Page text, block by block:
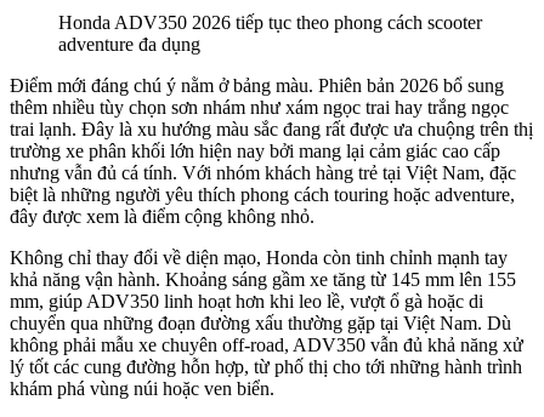
Honda ADV350 2026 tiếp tục theo phong cách scooter
adventure đa dụng
Điểm mới đáng chú ý nằm ở bảng màu. Phiên bản 2026 bổ sung
thêm nhiều tùy chọn sơn nhám như xám ngọc trai hay trắng ngọc
trai lạnh. Đây là xu hướng màu sắc đang rất được ưa chuộng trên thị
trường xe phân khối lớn hiện nay bởi mang lại cảm giác cao cấp
nhưng vẫn đủ cá tính. Với nhóm khách hàng trẻ tại Việt Nam, đặc
biệt là những người yêu thích phong cách touring hoặc adventure,
đây được xem là điểm cộng không nhỏ.
Không chỉ thay đổi về diện mạo, Honda còn tinh chỉnh mạnh tay
khả năng vận hành. Khoảng sáng gầm xe tăng từ 145 mm lên 155
mm, giúp ADV350 linh hoạt hơn khi leo lề, vượt ổ gà hoặc di
chuyển qua những đoạn đường xấu thường gặp tại Việt Nam. Dù
không phải mẫu xe chuyên off-road, ADV350 vẫn đủ khả năng xử
lý tốt các cung đường hỗn hợp, từ phố thị cho tới những hành trình
khám phá vùng núi hoặc ven biển.